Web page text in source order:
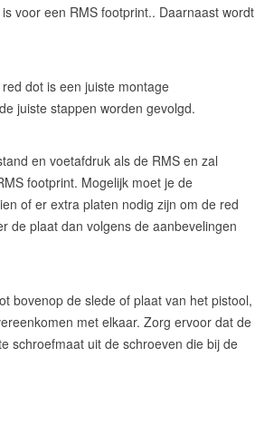
voor een RMS footprint.. Daarnaast wordt
dot is een juiste montage
juiste stappen worden gevolgd.
en voetafdruk als de RMS en zal
footprint. Mogelijk moet je de
of er extra platen nodig zijn om de red
de plaat dan volgens de aanbevelingen
bovenop de slede of plaat van het pistool,
met elkaar. Zorg ervoor dat de
schroefmaat uit de schroeven die bij de